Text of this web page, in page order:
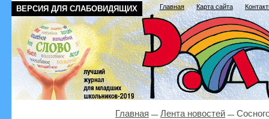
ВЕРСИЯ ДЛЯ СЛАБОВИДЯЩИХ Главная Карта сайта
Главная Лента новостей